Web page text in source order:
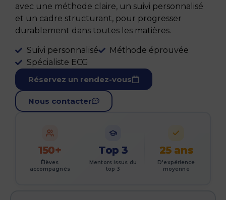
avec une méthode claire, un suivi personnalisé
et un cadre structurant, pour progresser
durablement dans toutes les matières.
Suivi personnalisé
Méthode éprouvée
Spécialiste ECG
150+
Élèves
accompagnés
Top 3
Mentors issus du
top 3
25 ans
D'expérience
moyenne
Réservez un rendez-vous
Nous contacter